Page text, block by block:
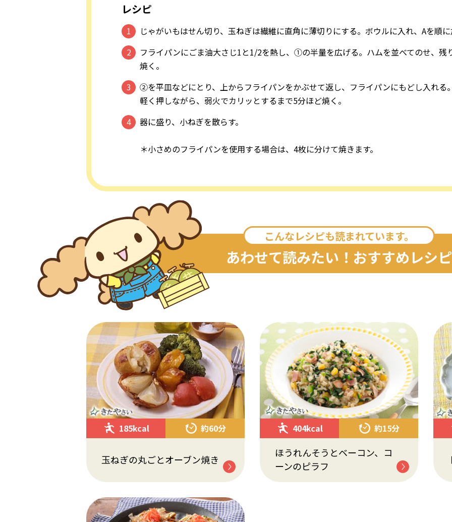
レシピ
じゃがいもはせん切り、玉ねぎは繊維に直角に薄切りにする。ボウルに入れ、Aを順
フライパンにごま油大さじ1と1/2を熱し、①の半量を広げる。ハムを並べてのせ、
焼く。
②を平皿などにとり、上からフライパンをかぶせて返し、フライパンにもどし入れる
軽く押しながら、弱火でカリッとするまで5分ほど焼く。
器に盛り、小ねぎを散らす。
＊小さめのフライパンを使用する場合は、4枚に分けて焼きます。
こんなレシピも読まれています。
あわせて読みたい！おすすめレシピ
185kcal 約60分
玉ねぎの丸ごとオーブン焼き
404kcal 約15分
ほうれんそうとベーコン、コ
ーンのピラフ